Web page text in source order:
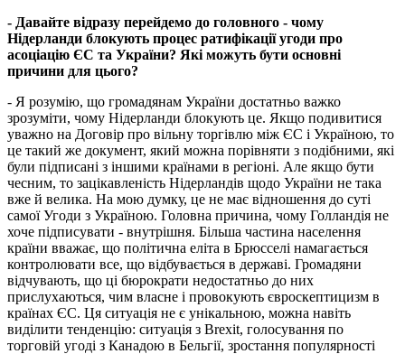
- Давайте відразу перейдемо до головного - чому
Нідерланди блокують процес ратифікації угоди про
асоціацію ЄС та України? Які можуть бути основні
причини для цього?
- Я розумію, що громадянам України достатньо важко
зрозуміти, чому Нідерланди блокують це. Якщо подивитися
уважно на Договір про вільну торгівлю між ЄС і Україною, то
це такий же документ, який можна порівняти з подібними, які
були підписані з іншими країнами в регіоні. Але якщо бути
чесним, то зацікавленість Нідерландів щодо України не така
вже й велика. На мою думку, це не має відношення до суті
самої Угоди з Україною. Головна причина, чому Голландія не
хоче підписувати - внутрішня. Більша частина населення
країни вважає, що політична еліта в Брюсселі намагається
контролювати все, що відбувається в державі. Громадяни
відчувають, що ці бюрократи недостатньо до них
прислухаються, чим власне і провокують євроскептицизм в
країнах ЄС. Ця ситуація не є унікальною, можна навіть
виділити тенденцію: ситуація з Brexit, голосування по
торговій угоді з Канадою в Бельгії, зростання популярності